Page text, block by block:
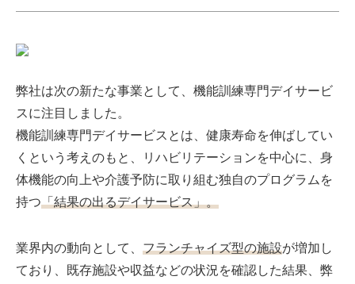
コラム
弊社は次の新たな事業として、機能訓練専門デイサービ
スに注目しました。
機能訓練専門デイサービスとは、健康寿命を伸ばしてい
くという考えのもと、リハビリテーションを中心に、身
体機能の向上や介護予防に取り組む独自のプログラムを
持つ「結果の出るデイサービス」。
業界内の動向として、 フランチャイズ型の施設が増加し
ており、既存施設や収益などの状況を確認した結果、弊